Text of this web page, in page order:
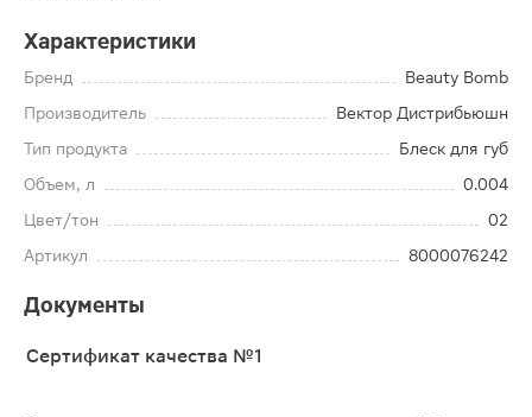
Характеристики
Бренд
Beauty Bomb
Производитель
Вектор Дистрибьюшн
Тип продукта
Блеск для губ
Объем, л
0.004
Цвет/тон
02
Артикул
8000076242
Документы
Сертификат качества №1